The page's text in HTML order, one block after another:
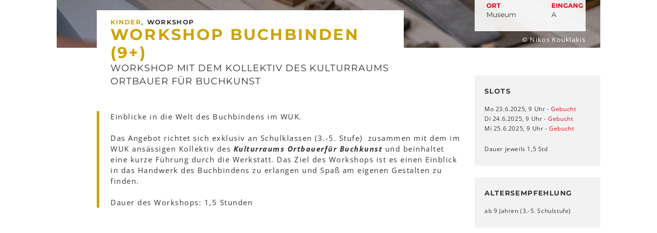
ORT
Museum
EINGANG
A
© Nikos Kouklakis
KINDER, WORKSHOP
WORKSHOP BUCHBINDEN
(9+)
WORKSHOP MIT DEM KOLLEKTIV DES KULTURRAUMS
ORTBAUER FÜR BUCHKUNST
Einblicke in die Welt des Buchbindens im WUK.
Das Angebot richtet sich exklusiv an Schulklassen (3.-5. Stufe) zusammen mit dem im
WUK ansässigen Kollektiv des Kulturraums Ortbauerfür Buchkunst und beinhaltet
eine kurze Führung durch die Werkstatt. Das Ziel des Workshops ist es einen Einblick
in das Handwerk des Buchbindens zu erlangen und Spaß am eigenen Gestalten zu
finden.
Dauer des Workshops: 1,5 Stunden
SLOTS
Mo 23.6.2025, 9 Uhr -Gebucht
Di 24.6.2025, 9 Uhr -Gebucht
Mi 25.6.2025, 9 Uhr -Gebucht
Dauer jeweils 1,5 Std
ALTERSEMPFEHLUNG
ab 9 Jahren (3.-5. Schulstufe)